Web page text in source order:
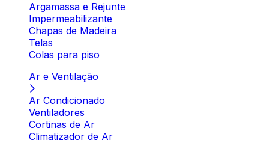
Argamassa e Rejunte
Impermeabilizante
Chapas de Madeira
Telas
Colas para piso
Ar e Ventilação
Ar Condicionado
Ventiladores
Cortinas de Ar
Climatizador de Ar